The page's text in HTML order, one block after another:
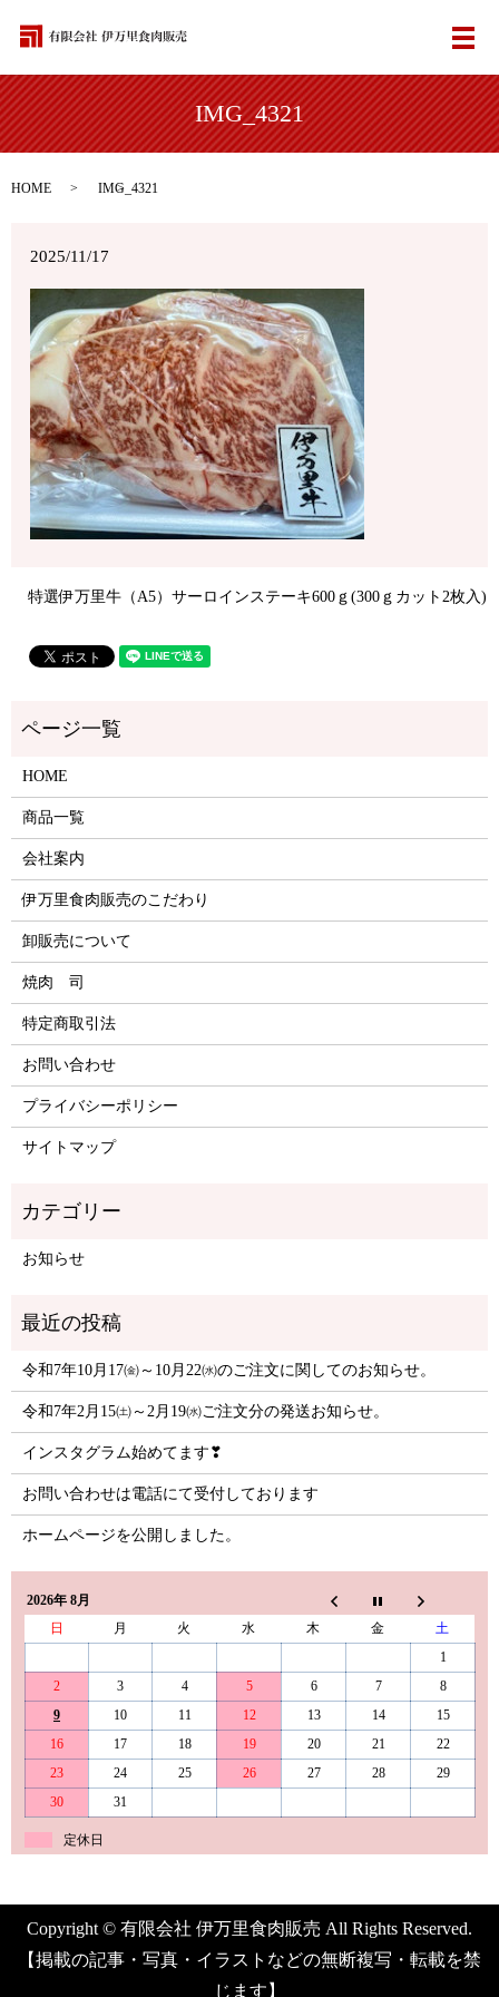
メ
IMG_4321
HOME IMG_4321
2025/11/17
特選伊万里牛（A5）サーロインステーキ600ｇ(300ｇカット2枚入)
HOME
商品一覧
会社案内
伊万里食肉販売のこだわり
卸販売について
焼肉 司
特定商取引法
お問い合わせ
プライバシーポリシー
サイトマップ
お知らせ
令和7年10月17㈮～10月22㈬のご注文に関してのお知らせ。
令和7年2月15㈯～2月19㈬ご注文分の発送お知らせ。
インスタグラム始めてます❣
お問い合わせは電話にて受付しております
ホームページを公開しました。
2026年 8月
日
月 火 水 木 金
土
1
2
3 4 5 6 7
8
9
10 11 12 13 14
15
16
17 18 19 20 21
22
23
24 25 26 27 28
29
30
31
定休日
Copyright © 有限会社 伊万里食肉販売 All Rights Reserved.
【掲載の記事・写真・イラストなどの無断複写・転載を禁
じます】